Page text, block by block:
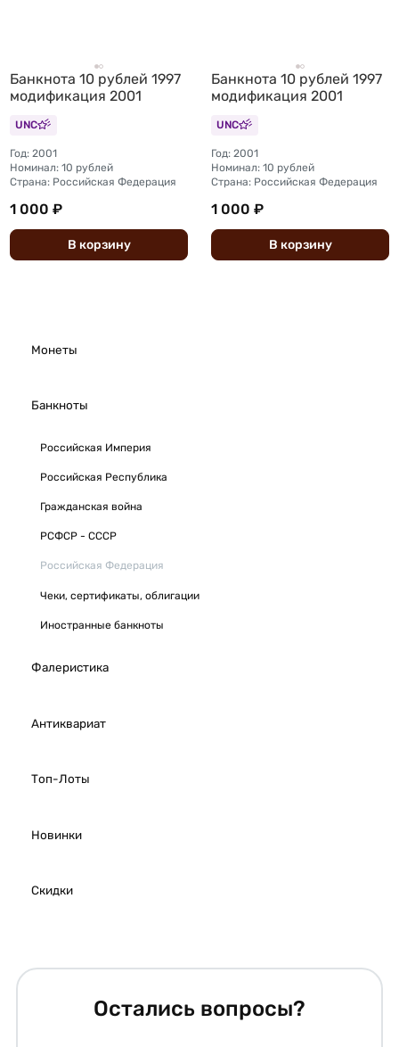
Монеты
Банкноты
Российская Империя
Российская Республика
Гражданская война
РСФСР - СССР
Российская Федерация
Чеки, сертификаты, облигации
Иностранные банкноты
Фалеристика
Антиквариат
Топ-Лоты
Новинки
Скидки
Банкнота 10 рублей 1997
модификация 2001
UNC
Год: 2001
Номинал: 10 рублей
Страна: Российская Федерация
1 000 ₽
В корзину
Банкнота 10 рублей 1997
модификация 2001
UNC
Год: 2001
Номинал: 10 рублей
Страна: Российская Федерация
1 000 ₽
В корзину
Остались вопросы?